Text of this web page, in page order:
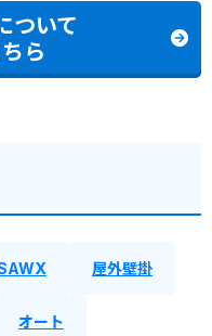
ついて
ら
屋外壁掛
オート